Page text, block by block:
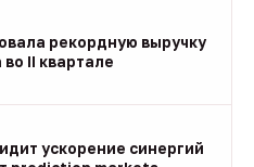
рекордную выручку
II квартале
ускорение синергий